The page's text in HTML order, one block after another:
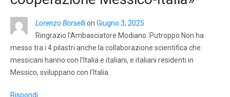
Lorenzo Borsellion Giugno 3, 2025
Ringrazio l’Ambasciatore Modiano. Putroppo Non ha
messo tra i 4 pilastri anche la collaborazione scientifica che
messicani hanno con l’Italia e italiani, e italiani residenti in
Messico, sviluppano con l’Italia.
Rispondi